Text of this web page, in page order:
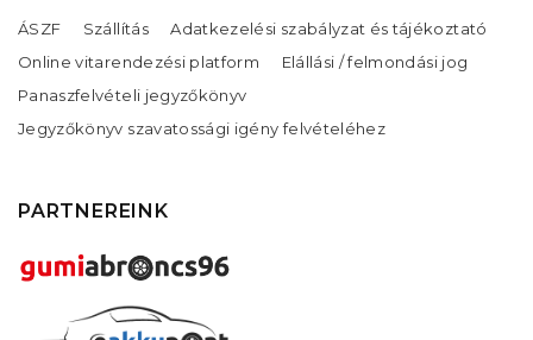
ÁSZF Szállítás
Adatkezelési szabályzat és tájékoztató
Online vitarendezési platform
Elállási / felmondási jog
Panaszfelvételi jegyzőkönyv
Jegyzőkönyv szavatossági igény felvételéhez
PARTNEREINK